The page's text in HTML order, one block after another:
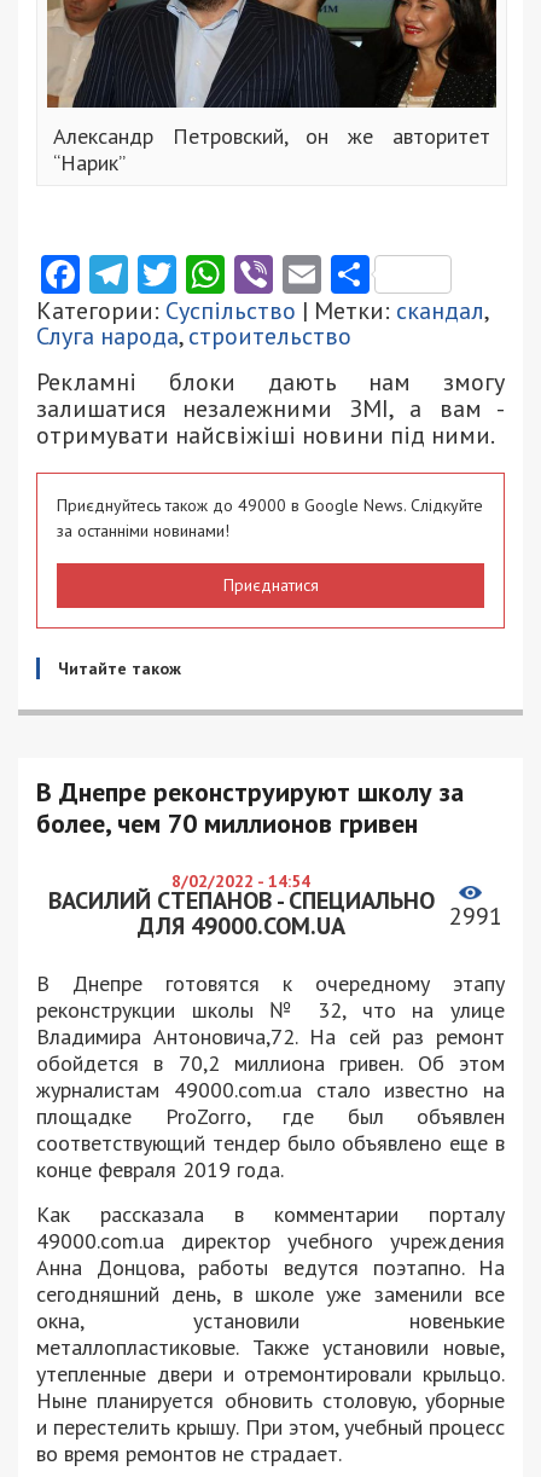
Александр Петровский, он же авторитет
“Нарик”
Facebook
Telegram
Twitter
WhatsApp
ViberEmail
Категории: Суспільство | Метки: скандал,
Слуга народа,строительство
Рекламні блоки дають нам змогу
залишатися незалежними ЗМІ, а вам -
отримувати найсвіжіші новини під ними.
Приєднуйтесь також до 49000 в Google News. Слідкуйте
за останніми новинами!
Приєднатися
Читайте також
В Днепре реконструируют школу за
более, чем 70 миллионов гривен
8/02/2022 - 14:54
ВАСИЛИЙ СТЕПАНОВ - СПЕЦИАЛЬНО
ДЛЯ 49000.COM.UA
2991
В Днепре готовятся к очередному этапу
реконструкции школы № 32, что на улице
Владимира Антоновича,72. На сей раз ремонт
обойдется в 70,2 миллиона гривен. Об этом
журналистам 49000.com.ua стало известно на
площадке ProZorro, где был объявлен
соответствующий тендер было объявлено еще в
конце февраля 2019 года.
Как рассказала в комментарии порталу
49000.com.ua директор учебного учреждения
Анна Донцова, работы ведутся поэтапно. На
сегодняшний день, в школе уже заменили все
окна, установили новенькие
металлопластиковые. Также установили новые,
утепленные двери и отремонтировали крыльцо.
Ныне планируется обновить столовую, уборные
и перестелить крышу. При этом, учебный процесс
во время ремонтов не страдает.